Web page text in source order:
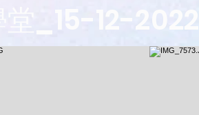
堂_15-12-2022